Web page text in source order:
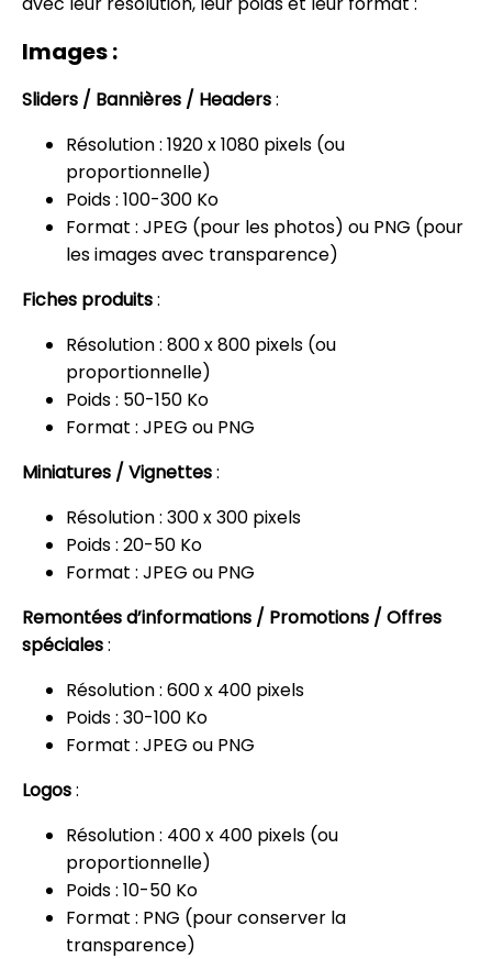
Images :
Sliders / Bannières / Headers:
Résolution : 1920 x 1080 pixels (ou
proportionnelle)
Poids : 100-300 Ko
Format : JPEG (pour les photos) ou PNG (pour
les images avec transparence)
Fiches produits:
Résolution : 800 x 800 pixels (ou
proportionnelle)
Poids : 50-150 Ko
Format : JPEG ou PNG
Miniatures / Vignettes:
Résolution : 300 x 300 pixels
Poids : 20-50 Ko
Format : JPEG ou PNG
Remontées d’informations / Promotions / Offres
spéciales:
Résolution : 600 x 400 pixels
Poids : 30-100 Ko
Format : JPEG ou PNG
Logos:
Résolution : 400 x 400 pixels (ou
proportionnelle)
Poids : 10-50 Ko
Format : PNG (pour conserver la
transparence)